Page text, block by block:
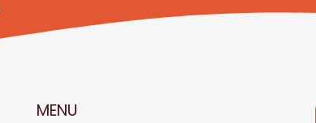
MENU